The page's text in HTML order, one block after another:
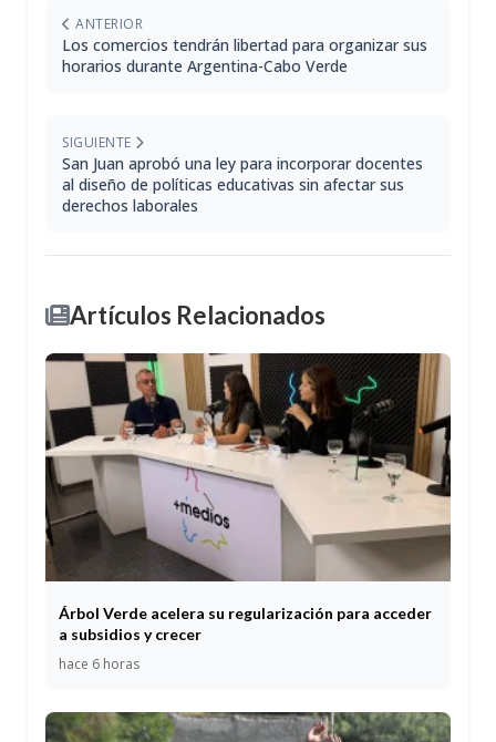
ANTERIOR
Los comercios tendrán libertad para organizar sus
horarios durante Argentina-Cabo Verde
SIGUIENTE
San Juan aprobó una ley para incorporar docentes
al diseño de políticas educativas sin afectar sus
derechos laborales
Artículos Relacionados
Árbol Verde acelera su regularización para acceder
a subsidios y crecer
hace 6 horas